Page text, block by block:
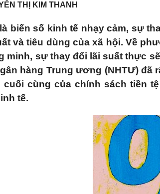
THỊ KIM THANH
biến số kinh tế nhạy cảm, sự
và tiêu dùng của xã hội. Về
minh, sự thay đổi lãi suất thực
hàng Trung ương (NHTƯ)
cuối cùng của chính sách tiền
tế.